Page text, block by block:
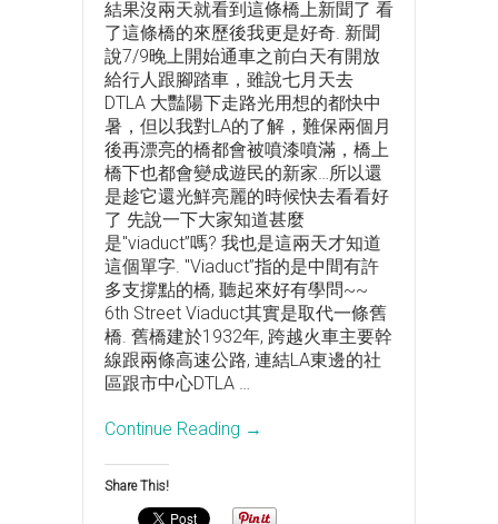
結果沒兩天就看到這條橋上新聞了 看
了這條橋的來歷後我更是好奇. 新聞
說7/9晚上開始通車之前白天有開放
給行人跟腳踏車，雖說七月天去
DTLA 大豔陽下走路光用想的都快中
暑，但以我對LA的了解，難保兩個月
後再漂亮的橋都會被噴漆噴滿，橋上
橋下也都會變成遊民的新家…所以還
是趁它還光鮮亮麗的時候快去看看好
了 先說一下大家知道甚麼
是"viaduct”嗎? 我也是這兩天才知道
這個單字. "Viaduct”指的是中間有許
多支撐點的橋, 聽起來好有學問~~
6th Street Viaduct其實是取代一條舊
橋. 舊橋建於1932年, 跨越火車主要幹
線跟兩條高速公路, 連結LA東邊的社
區跟市中心DTLA …
Continue Reading →
Share This!